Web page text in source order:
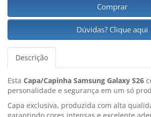
Comprar
Dúvidas? Clique aqui
Descrição
Esta Capa/Capinha Samsung Galaxy S26
personalidade e segurança em um só
Capa exclusiva, produzida com alta